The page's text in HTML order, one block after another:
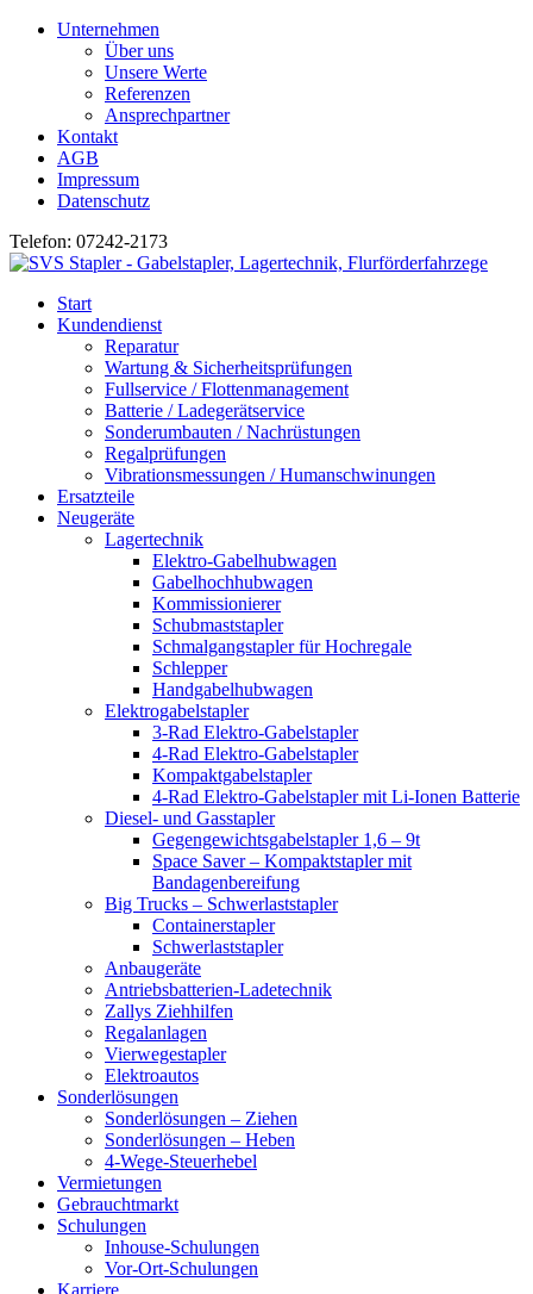
Unternehmen
Über uns
Unsere Werte
Referenzen
Ansprechpartner
Kontakt
AGB
Impressum
Datenschutz
Telefon: 07242-2173
Start
Kundendienst
Reparatur
Wartung & Sicherheitsprüfungen
Fullservice / Flottenmanagement
Batterie / Ladegerätservice
Sonderumbauten / Nachrüstungen
Regalprüfungen
Vibrationsmessungen / Humanschwinungen
Ersatzteile
Neugeräte
Lagertechnik
Elektro-Gabelhubwagen
Gabelhochhubwagen
Kommissionierer
Schubmaststapler
Schmalgangstapler für Hochregale
Schlepper
Handgabelhubwagen
Elektrogabelstapler
3-Rad Elektro-Gabelstapler
4-Rad Elektro-Gabelstapler
Kompaktgabelstapler
4-Rad Elektro-Gabelstapler mit Li-Ionen Batterie
Diesel- und Gasstapler
Gegengewichtsgabelstapler 1,6 – 9t
Space Saver – Kompaktstapler mit
Bandagenbereifung
Big Trucks – Schwerlaststapler
Containerstapler
Schwerlaststapler
Anbaugeräte
Antriebsbatterien-Ladetechnik
Zallys Ziehhilfen
Regalanlagen
Vierwegestapler
Elektroautos
Sonderlösungen
Sonderlösungen – Ziehen
Sonderlösungen – Heben
4-Wege-Steuerhebel
Vermietungen
Gebrauchtmarkt
Schulungen
Inhouse-Schulungen
Vor-Ort-Schulungen
Karriere